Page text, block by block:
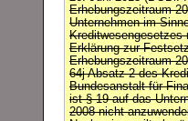
Erhebungszeitraum
Unternehmen im
Kreditwesengesetzes
Erklärung zur
Erhebungszeitraum
64j Absatz 2 des
Bundesanstalt für
ist § 19 auf das
2008 nicht